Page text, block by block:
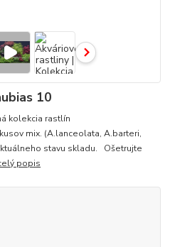
10
kolekcia rastlín
mix. (A.lanceolata, A.barteri,
stavu skladu. Ošetrujte
popis